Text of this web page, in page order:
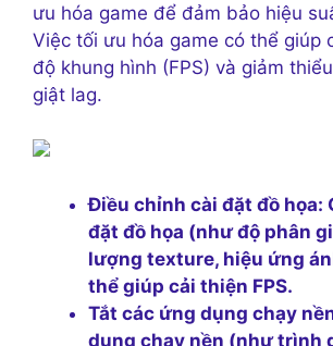
ưu hóa game để đảm bảo hiệu
Việc tối ưu hóa game có thể giúp
độ khung hình (FPS) và giảm
giật lag.
Điều chỉnh cài đặt đồ họa:
đặt đồ họa (như độ phân
lượng texture, hiệu ứng
thể giúp cải thiện FPS.
Tắt các ứng dụng chạy
dụng chạy nền (như trình